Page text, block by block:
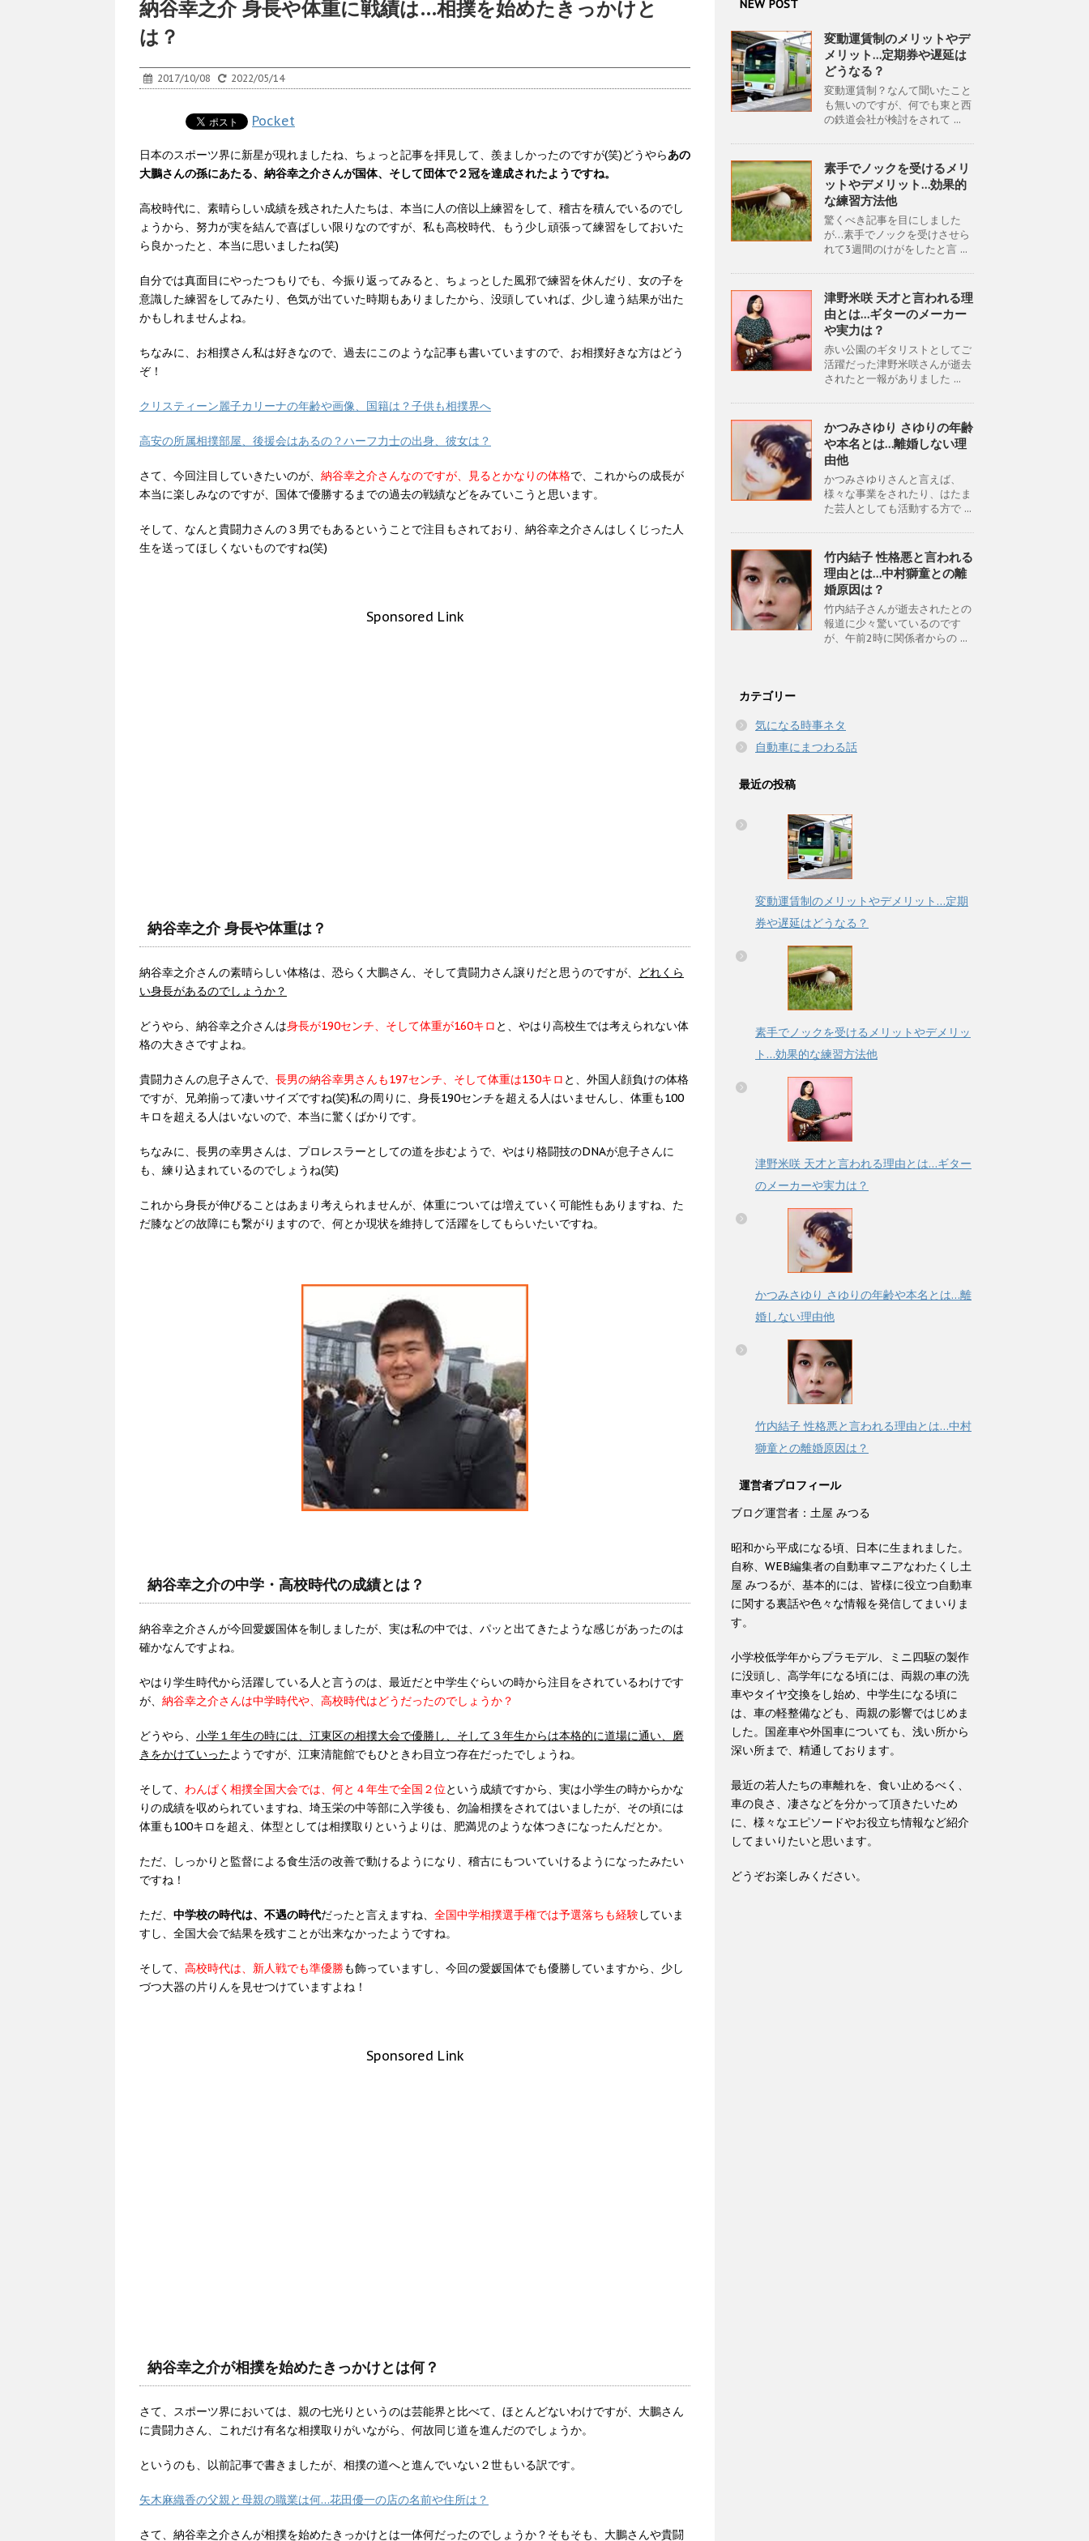
納谷幸之介 身長や体重に戦績は…相撲を始めたきっかけと
は？
2017/10/08 2022/05/14
Pocket
日本のスポーツ界に新星が現れましたね、ちょっと記事を拝見して、羨ましかったのですが(笑)どうやらあの
大鵬さんの孫にあたる、納谷幸之介さんが国体、そして団体で２冠を達成されたようですね。
高校時代に、素晴らしい成績を残された人たちは、本当に人の倍以上練習をして、稽古を積んでいるのでし
ょうから、努力が実を結んで喜ばしい限りなのですが、私も高校時代、もう少し頑張って練習をしておいた
ら良かったと、本当に思いましたね(笑)
自分では真面目にやったつもりでも、今振り返ってみると、ちょっとした風邪で練習を休んだり、女の子を
意識した練習をしてみたり、色気が出ていた時期もありましたから、没頭していれば、少し違う結果が出た
かもしれませんよね。
ちなみに、お相撲さん私は好きなので、過去にこのような記事も書いていますので、お相撲好きな方はどう
ぞ！
クリスティーン麗子カリーナの年齢や画像、国籍は？子供も相撲界へ
高安の所属相撲部屋、後援会はあるの？ハーフ力士の出身、彼女は？
さて、今回注目していきたいのが、 納谷幸之介さんなのですが、見るとかなりの体格で、これからの成長が
本当に楽しみなのですが、国体で優勝するまでの過去の戦績などをみていこうと思います。
そして、なんと貴闘力さんの３男でもあるということで注目もされており、納谷幸之介さんはしくじった人
生を送ってほしくないものですね(笑)
Sponsored Link
納谷幸之介 身長や体重は？
納谷幸之介さんの素晴らしい体格は、恐らく大鵬さん、そして貴闘力さん譲りだと思うのですが、
どれくら
い身長があるのでしょうか？
どうやら、納谷幸之介さんは身長が190センチ、そして体重が160キロ と、やはり高校生では考えられない体
格の大きさですよね。
貴闘力さんの息子さんで、 長男の納谷幸男さんも197センチ、そして体重は130キロ と、外国人顔負けの体格
ですが、兄弟揃って凄いサイズですね(笑)私の周りに、身長190センチを超える人はいませんし、体重も100
キロを超える人はいないので、本当に驚くばかりです。
ちなみに、長男の幸男さんは、プロレスラーとしての道を歩むようで、やはり格闘技のDNAが息子さんに
も、練り込まれているのでしょうね(笑)
これから身長が伸びることはあまり考えられませんが、体重については増えていく可能性もありますね、た
だ膝などの故障にも繋がりますので、何とか現状を維持して活躍をしてもらいたいですね。
納谷幸之介の中学・高校時代の成績とは？
納谷幸之介さんが今回愛媛国体を制しましたが、実は私の中では、パッと出てきたような感じがあったのは
確かなんですよね。
やはり学生時代から活躍している人と言うのは、最近だと中学生ぐらいの時から注目をされているわけです
が、 納谷幸之介さんは中学時代や、高校時代はどうだったのでしょうか？
どうやら、 小学１年生の時には、江東区の相撲大会で優勝し、そして３年生からは本格的に道場に通い、磨
きをかけていったようですが、江東清龍館でもひときわ目立つ存在だったでしょうね。
そして、 わんぱく相撲全国大会では、何と４年生で全国２位という成績ですから、実は小学生の時からかな
りの成績を収められていますね、埼玉栄の中等部に入学後も、勿論相撲をされてはいましたが、その頃には
体重も100キロを超え、体型としては相撲取りというよりは、肥満児のような体つきになったんだとか。
ただ、しっかりと監督による食生活の改善で動けるようになり、稽古にもついていけるようになったみたい
ですね！
ただ、 中学校の時代は、不遇の時代だったと言えますね、 全国中学相撲選手権では予選落ちも経験していま
すし、全国大会で結果を残すことが出来なかったようですね。
そして、 高校時代は、新人戦でも準優勝も飾っていますし、今回の愛媛国体でも優勝していますから、少し
づつ大器の片りんを見せつけていますよね！
Sponsored Link
納谷幸之介が相撲を始めたきっかけとは何？
さて、スポーツ界においては、親の七光りというのは芸能界と比べて、ほとんどないわけですが、大鵬さん
に貴闘力さん、これだけ有名な相撲取りがいながら、何故同じ道を進んだのでしょうか。
というのも、以前記事で書きましたが、相撲の道へと進んでいない２世もいる訳です。
矢木麻織香の父親と母親の職業は何…花田優一の店の名前や住所は？
さて、納谷幸之介さんが相撲を始めたきっかけとは一体何だったのでしょうか？そもそも、大鵬さんや貴闘
NEW POST
変動運賃制のメリットやデ
メリット…定期券や遅延は
どうなる？
変動運賃制？なんて聞いたこと
も無いのですが、何でも東と西
の鉄道会社が検討をされて ...
素手でノックを受けるメリ
ットやデメリット…効果的
な練習方法他
驚くべき記事を目にしました
が…素手でノックを受けさせら
れて3週間のけがをしたと言 ...
津野米咲 天才と言われる理
由とは…ギターのメーカー
や実力は？
赤い公園のギタリストとしてご
活躍だった津野米咲さんが逝去
されたと一報がありました ...
かつみさゆり さゆりの年齢
や本名とは…離婚しない理
由他
かつみさゆりさんと言えば、
様々な事業をされたり、はたま
た芸人としても活動する方で ...
竹内結子 性格悪と言われる
理由とは…中村獅童との離
婚原因は？
竹内結子さんが逝去されたとの
報道に少々驚いているのです
が、午前2時に関係者からの ...
カテゴリー
気になる時事ネタ
自動車にまつわる話
最近の投稿
変動運賃制のメリットやデメリット…定期
券や遅延はどうなる？
素手でノックを受けるメリットやデメリッ
ト…効果的な練習方法他
津野米咲 天才と言われる理由とは…ギター
のメーカーや実力は？
かつみさゆり さゆりの年齢や本名とは…離
婚しない理由他
竹内結子 性格悪と言われる理由とは…中村
獅童との離婚原因は？
運営者プロフィール
ブログ運営者：土屋 みつる
昭和から平成になる頃、日本に生まれました。
自称、WEB編集者の自動車マニアなわたくし土
屋 みつるが、基本的には、皆様に役立つ自動車
に関する裏話や色々な情報を発信してまいりま
す。
小学校低学年からプラモデル、ミニ四駆の製作
に没頭し、高学年になる頃には、両親の車の洗
車やタイヤ交換をし始め、中学生になる頃に
は、車の軽整備なども、両親の影響ではじめま
した。国産車や外国車についても、浅い所から
深い所まで、精通しております。
最近の若人たちの車離れを、食い止めるべく、
車の良さ、凄さなどを分かって頂きたいため
に、様々なエピソードやお役立ち情報など紹介
してまいりたいと思います。
どうぞお楽しみください。